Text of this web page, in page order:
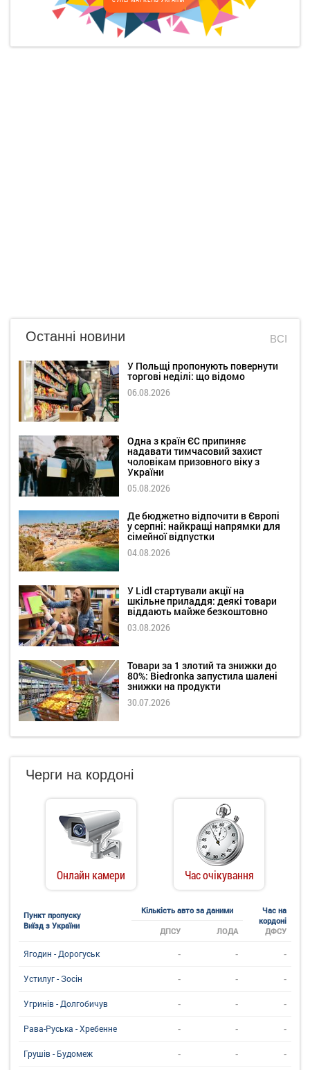
Останні новини ВСІ
У Польщі пропонують повернути
торгові неділі: що відомо
06.08.2026
Одна з країн ЄС припиняє
надавати тимчасовий захист
чоловікам призовного віку з
України
05.08.2026
Де бюджетно відпочити в Європі
у серпні: найкращі напрямки для
сімейної відпустки
04.08.2026
У Lidl стартували акції на
шкільне приладдя: деякі товари
віддають майже безкоштовно
03.08.2026
Товари за 1 злотий та знижки до
80%: Biedronka запустила шалені
знижки на продукти
30.07.2026
Черги на кордоні
Онлайн камери Час очікування
Пункт пропуску
Виїзд з України
Кількість авто за даними
Час на
кордоні
ДФСУ
ДПСУ ЛОДА
Ягодин - Дорогуськ - - -
Устилуг - Зосін - - -
Угринiв - Долгобичув - - -
Рава-Руська - Хребенне - - -
Грушів - Будомеж - - -